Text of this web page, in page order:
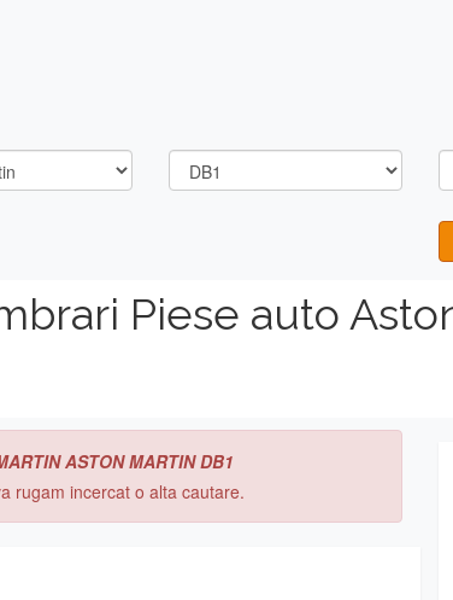
Piese auto
ASTON MARTIN DB1
rugam incercat o alta cautare.